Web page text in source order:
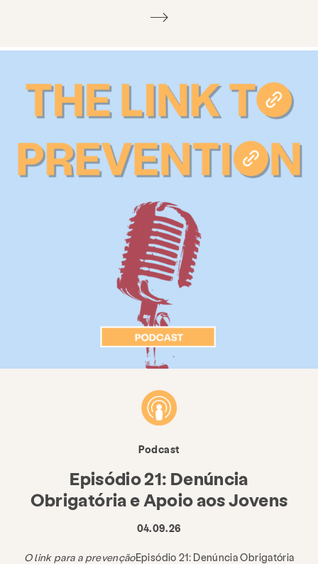
Podcast
Episódio 21: Denúncia
Obrigatória e Apoio aos Jovens
04.09.26
O link para a prevençãoEpisódio 21: Denúncia Obrigatória